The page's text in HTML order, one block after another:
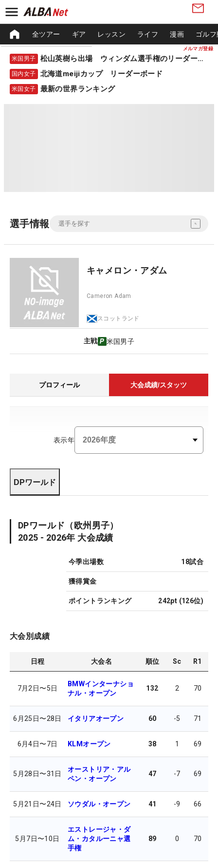
メルマガ登録
全ツアー ギア レッスン ライフ 漫画 ゴル
米国男子 松山英樹ら出場 ウィンダム選手権のリーダーボード
国内女子 北海道meijiカップ リーダーボード
米国女子 最新の世界ランキング
選手情報
キャメロン・アダム
Cameron Adam
スコットランド
主戦 米国男子
プロフィール 大会成績/スタッツ
表示年
DPワールド
DPワールド （欧州男子）
2025 - 2026年 大会成績
今季出場数 18試合
獲得賞金
ポイントランキング 242pt (126位)
大会別成績
日程 大会名 順位 Sc R1
7月2日〜5日
BMWインターナショ
ナル・オープン
132 2 70
6月25日〜28日 イタリアオープン 60 -5 71
6月4日〜7日 KLMオープン 38 1 69
5月28日〜31日
オーストリア・アル
ペン・オープン
47 -7 69
5月21日〜24日 ソウダル・オープン 41 -9 66
5月7日〜10日
エストレージャ・ダ
ム・カタルーニャ選
手権
89 0 70